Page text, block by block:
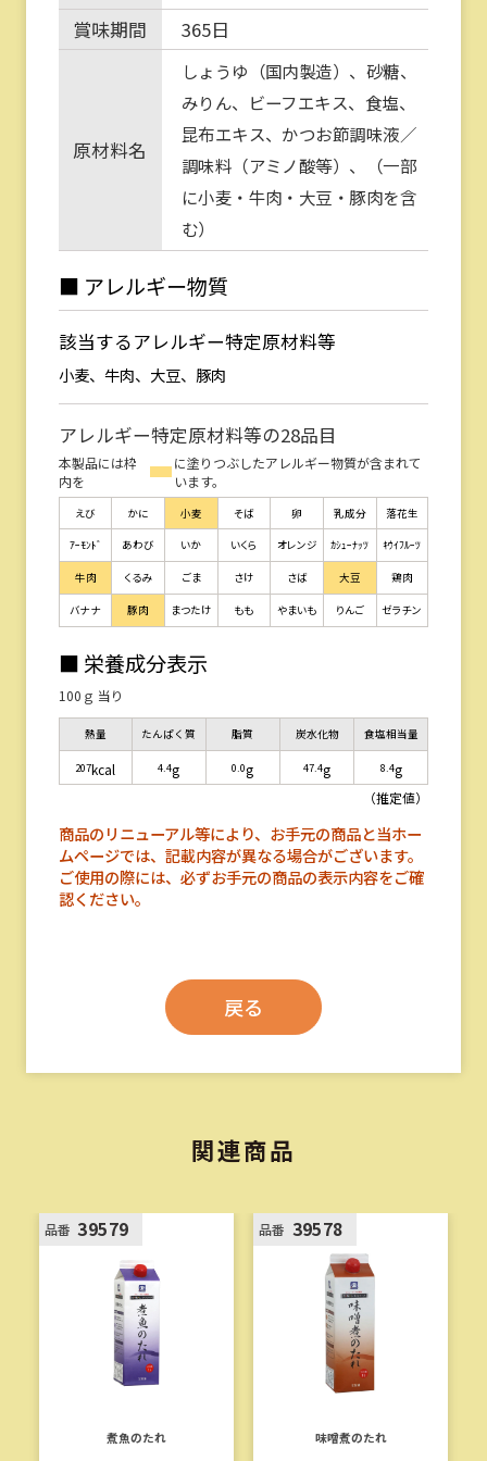
賞味期間
365日
原材料名
しょうゆ（国内製造）、砂糖、
みりん、ビーフエキス、食塩、
昆布エキス、かつお節調味液／
調味料（アミノ酸等）、（一部
に小麦・牛肉・大豆・豚肉を含
む）
■ アレルギー物質
該当するアレルギー特定原材料等
小麦、牛肉、大豆、豚肉
アレルギー特定原材料等の28品目
本製品には枠
内を
に塗りつぶしたアレルギー物質が含まれて
います。
えび かに 小麦 そば 卵 乳成分 落花生
ｱｰﾓﾝﾄﾞ あわび いか いくら オレンジ ｶｼｭｰﾅｯﾂ ｷｳｲﾌﾙｰﾂ
牛肉 くるみ ごま さけ さば 大豆 鶏肉
バナナ 豚肉 まつたけ もも やまいも りんご ゼラチン
■ 栄養成分表示
100ｇ 当り
熱量
207kcal
たんぱく質
4.4g
脂質
0.0g
炭水化物
47.4g
食塩相当量
8.4g
（推定値）
商品のリニューアル等により、お手元の商品と当ホー
ムページでは、記載内容が異なる場合がございます。
ご使用の際には、必ずお手元の商品の表示内容をご確
認ください。
戻る
関連商品
品番 39579
煮魚のたれ
品番 39578
味噌煮のたれ